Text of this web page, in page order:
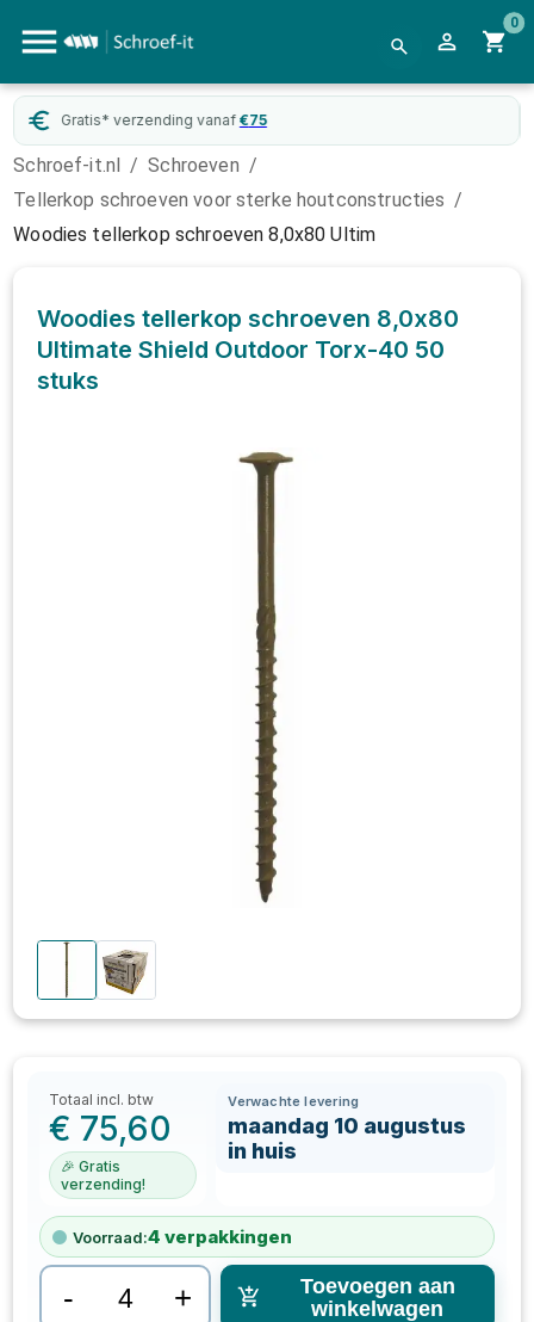
0
WebwinkelKeur
Schroef-it.nl / Schroeven /
Tellerkop schroeven voor sterke houtconstructies /
Woodies tellerkop schroeven 8,0x80 Ultim
Woodies tellerkop schroeven 8,0x80
Ultimate Shield Outdoor Torx-40 50
stuks
Totaal incl. btw
€ 75,60
🎉 Gratis
verzending!
Verwachte levering
maandag 10 augustus
in huis
Voorraad:4 verpakkingen
- +
Toevoegen aan
winkelwagen